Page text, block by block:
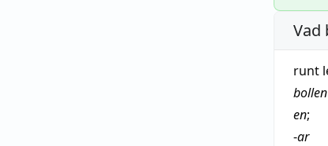
Vad
runt
bollen
en;
-ar